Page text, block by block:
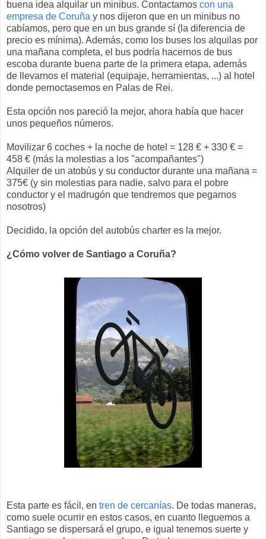
buena idea alquilar un minibus. Contactamos con una
empresa de Coruña y nos dijeron que en un minibus no
cabíamos, pero que en un bus grande sí (la diferencia de
precio es mínima). Además, como los buses los alquilas por
una mañana completa, el bus podría hacernos de bus
escoba durante buena parte de la primera etapa, además
de llevarnos el material (equipaje, herramientas, ...) al hotel
donde pernoctasemos en Palas de Rei.
Esta opción nos pareció la mejor, ahora había que hacer
unos pequeños números.
Movilizar 6 coches + la noche de hotel = 128 € + 330 € =
458 € (más la molestias a los "acompañantes")
Alquiler de un atobús y su conductor durante una mañana =
375€ (y sin molestias para nadie, salvo para el pobre
conductor y el madrugón que tendremos que pegarnos
nosotros)
Decidido, la opción del autobús charter es la mejor.
¿Cómo volver de Santiago a Coruña?
Esta parte es fácil, en tren de cercanías. De todas maneras,
como suele ocurrir en estos casos, en cuanto lleguemos a
Santiago se dispersará el grupo, e igual tenemos suerte y